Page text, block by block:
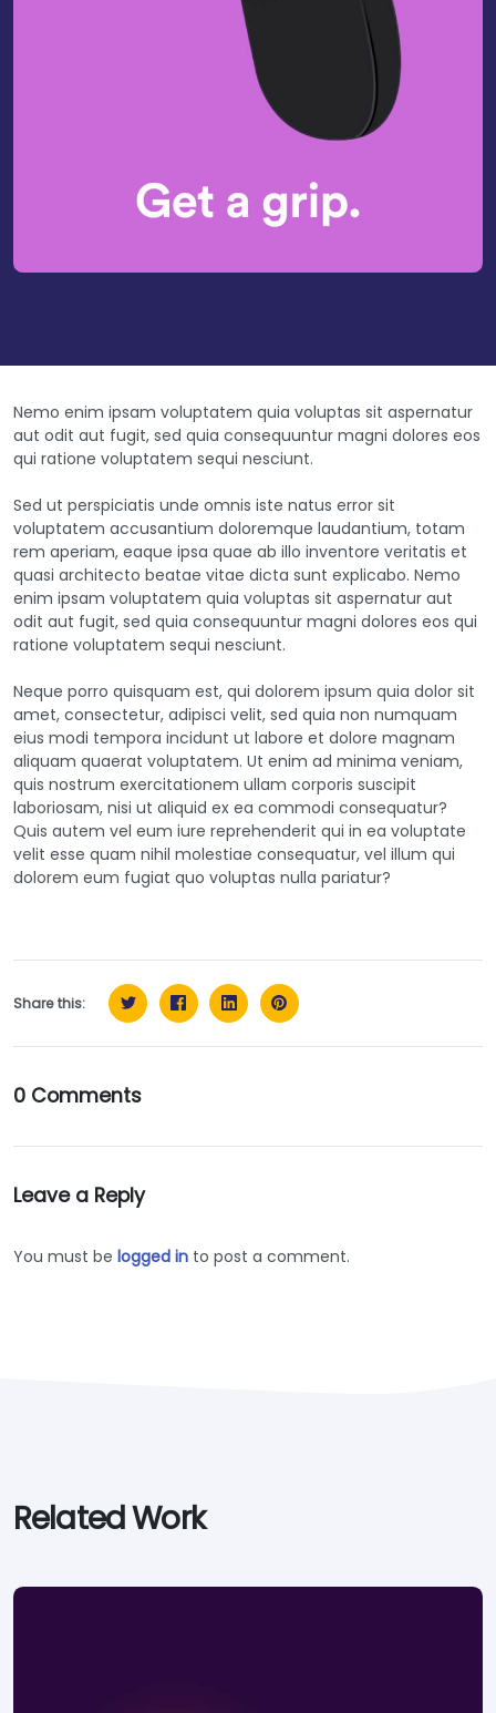
Nemo enim ipsam voluptatem quia voluptas sit aspernatur
aut odit aut fugit, sed quia consequuntur magni dolores eos
qui ratione voluptatem sequi nesciunt.
Sed ut perspiciatis unde omnis iste natus error sit
voluptatem accusantium doloremque laudantium, totam
rem aperiam, eaque ipsa quae ab illo inventore veritatis et
quasi architecto beatae vitae dicta sunt explicabo. Nemo
enim ipsam voluptatem quia voluptas sit aspernatur aut
odit aut fugit, sed quia consequuntur magni dolores eos qui
ratione voluptatem sequi nesciunt.
Neque porro quisquam est, qui dolorem ipsum quia dolor sit
amet, consectetur, adipisci velit, sed quia non numquam
eius modi tempora incidunt ut labore et dolore magnam
aliquam quaerat voluptatem. Ut enim ad minima veniam,
quis nostrum exercitationem ullam corporis suscipit
laboriosam, nisi ut aliquid ex ea commodi consequatur?
Quis autem vel eum iure reprehenderit qui in ea voluptate
velit esse quam nihil molestiae consequatur, vel illum qui
dolorem eum fugiat quo voluptas nulla pariatur?
Share this:
0 Comments
Leave a Reply
You must be logged in to post a comment.
Related Work